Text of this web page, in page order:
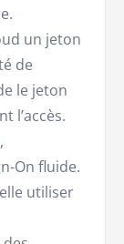
un jeton
de
le jeton
l’accès.
On fluide.
utiliser